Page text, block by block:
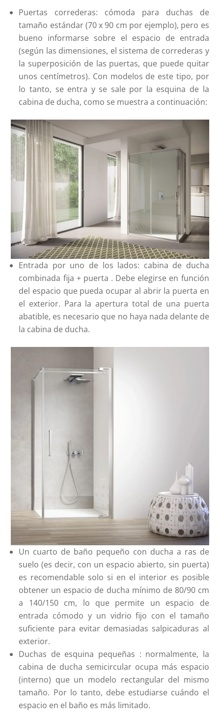
Puertas correderas: cómoda para duchas de
tamaño estándar (70 x 90 cm por ejemplo), pero es
bueno informarse sobre el espacio de entrada
(según las dimensiones, el sistema de correderas y
la superposición de las puertas, que puede quitar
unos centímetros). Con modelos de este tipo, por
lo tanto, se entra y se sale por la esquina de la
cabina de ducha, como se muestra a continuación:
Entrada por uno de los lados: cabina de ducha
combinada fija + puerta . Debe elegirse en función
del espacio que pueda ocupar al abrir la puerta en
el exterior. Para la apertura total de una puerta
abatible, es necesario que no haya nada delante de
la cabina de ducha.
Un cuarto de baño pequeño con ducha a ras de
suelo (es decir, con un espacio abierto, sin puerta)
es recomendable solo si en el interior es posible
obtener un espacio de ducha mínimo de 80/90 cm
a 140/150 cm, lo que permite un espacio de
entrada cómodo y un vidrio fijo con el tamaño
suficiente para evitar demasiadas salpicaduras al
exterior.
Duchas de esquina pequeñas : normalmente, la
cabina de ducha semicircular ocupa más espacio
(interno) que un modelo rectangular del mismo
tamaño. Por lo tanto, debe estudiarse cuándo el
espacio en el baño es más limitado.